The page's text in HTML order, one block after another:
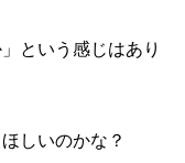
という感じはあり
しいのかな？